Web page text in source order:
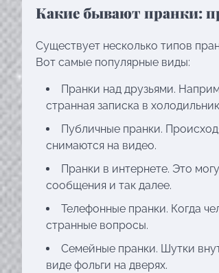
Какие бывают пранки:
Существует несколько типов
Вот самые популярные виды:
Пранки над друзьями.
странная записка в
Публичные пранки.
снимаются на видео.
Пранки в интернете. Это
сообщения и так далее.
Телефонные пранки. Когда
странные вопросы.
Семейные пранки. Шутки
виде фольги на дверях.